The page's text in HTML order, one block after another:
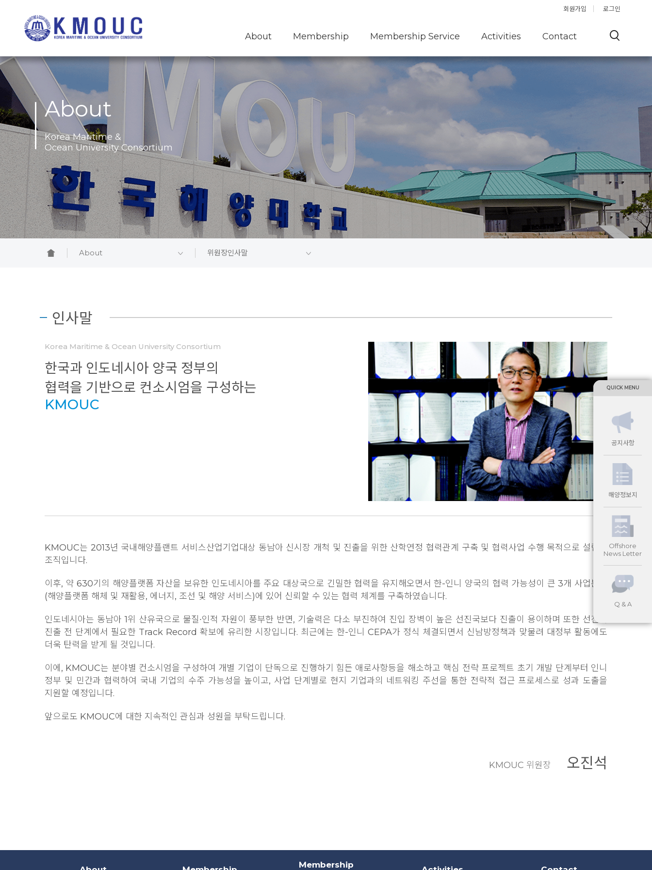
회원가입 로그인
About
오시는길 Membership Membership Service Activities Contact
Q&A
About
Korea Maritime &
Ocean University Consortium
About 위원장인사말
인사말
Korea Maritime & Ocean University Consortium
한국과 인도네시아 양국 정부의
협력을 기반으로 컨소시엄을 구성하는
KMOUC
KMOUC는 2013년 국내해양플랜트 서비스산업기업대상 동남아 신시장 개척 및 진출을 위한 산학연정 협력관계 구축 및 협력사업 수행 목적으로 설립된
조직입니다.
이후, 약 630기의 해양플랫폼 자산을 보유한 인도네시아를 주요 대상국으로 긴밀한 협력을 유지해오면서 한-인니 양국의 협력 가능성이 큰 3개 사업분야
(해양플랫폼 해체 및 재활용, 에너지, 조선 및 해양 서비스)에 있어 신뢰할 수 있는 협력 체계를 구축하였습니다.
인도네시아는 동남아 1위 산유국으로 물질∙인적 자원이 풍부한 반면, 기술력은 다소 부진하여 진입 장벽이 높은 선진국보다 진출이 용이하며 또한 선진국
진출 전 단계에서 필요한 Track Record 확보에 유리한 시장입니다. 최근에는 한-인니 CEPA가 정식 체결되면서 신남방정책과 맞물려 대정부 활동에도
더욱 탄력을 받게 될 것입니다.
이에, KMOUC는 분야별 컨소시엄을 구성하여 개별 기업이 단독으로 진행하기 힘든 애로사항등을 해소하고 핵심 전략 프로젝트 초기 개발 단계부터 인니
정부 및 민간과 협력하여 국내 기업의 수주 가능성을 높이고, 사업 단계별로 현지 기업과의 네트워킹 주선을 통한 전략적 접근 프로세스로 성과 도출을
지원할 예정입니다.
앞으로도 KMOUC에 대한 지속적인 관심과 성원을 부탁드립니다.
KMOUC 위원장 오진석
QUICK MENU
공지사항
해양정보지
Offshore
News Letter
Q & A
통합검색
Membership